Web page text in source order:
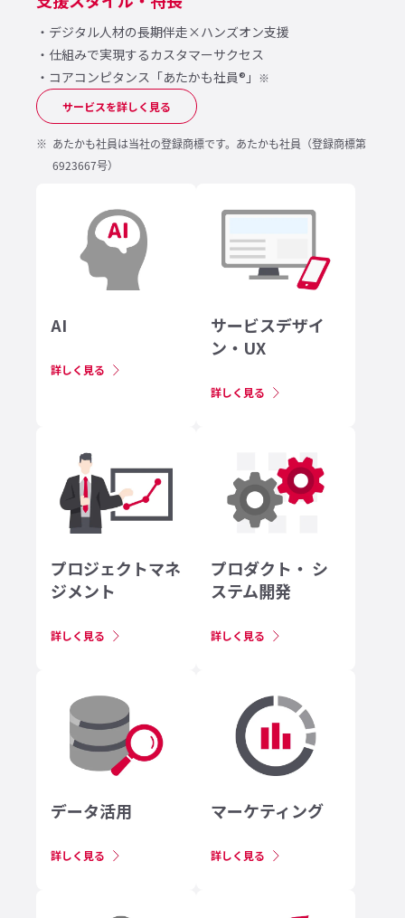
・デジタル人材の長期伴走×ハンズオン支援
・仕組みで実現するカスタマーサクセス
・コアコンピタンス「あたかも社員®︎」 ※
サービスを詳しく見る
あたかも社員は当社の登録商標です。あたかも社員（登録商標第
6923667号）
AI
詳しく見る
サービスデザイ
ン・UX
詳しく見る
プロジェクトマネ
ジメント
詳しく見る
プロダクト・ シ
ステム開発
詳しく見る
データ活用
詳しく見る
マーケティング
詳しく見る